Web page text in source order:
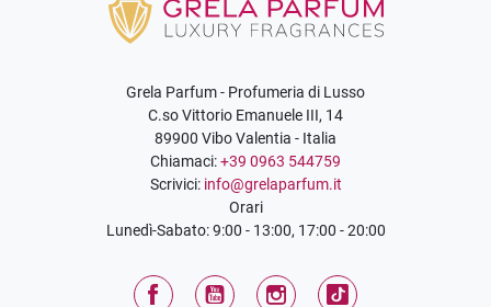
Grela Parfum - Profumeria di Lusso
C.so Vittorio Emanuele III, 14
89900 Vibo Valentia - Italia
Chiamaci:+39 0963 544759
Scrivici: info@grelaparfum.it
Orari
Lunedì-Sabato: 9:00 - 13:00, 17:00 - 20:00